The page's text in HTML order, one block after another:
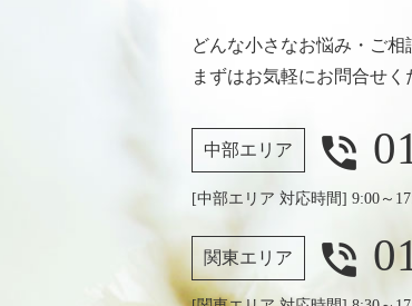
どんな小さなお悩み・ご相
まずはお気軽にお問合せく
中部エリア phone_in_talk
[中部エリア 対応時間] 9:00～
関東エリア phone_in_talk